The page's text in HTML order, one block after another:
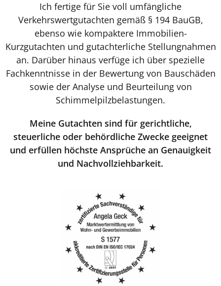
Ich fertige für Sie voll umfängliche
Verkehrswertgutachten gemäß § 194 BauGB,
ebenso wie kompaktere Immobilien-
Kurzgutachten und gutachterliche Stellungnahmen
an. Darüber hinaus verfüge ich über spezielle
Fachkenntnisse in der Bewertung von Bauschäden
sowie der Analyse und Beurteilung von
Schimmelpilzbelastungen.
Meine Gutachten sind für gerichtliche,
steuerliche oder behördliche Zwecke geeignet
und erfüllen höchste Ansprüche an Genauigkeit
und Nachvollziehbarkeit.